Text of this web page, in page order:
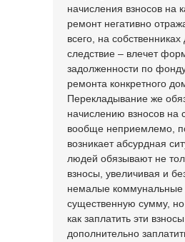
начисления взносов на
ремонт негативно
всего, на
следствие – влечет
задолженности по
ремонта конкретного
Перекладывание же
начислению взносов на
вообще неприемлемо,
возникает абсурдная
людей обязывают не
взносы, увеличивая и
немалые коммунальные
существенную сумму,
как заплатить эти
дополнительно